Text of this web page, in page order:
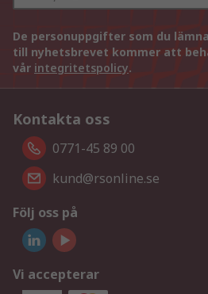
De personuppgifter som du
till nyhetsbrevet kommer att
vår integritetspolicy.
Kontakta oss
0771-45 89 00
kund@rsonline.se
Följ oss på
Vi accepterar